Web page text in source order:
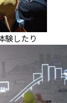
験したり